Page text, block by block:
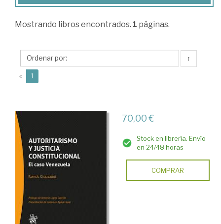
Ghazzaoui,
Mostrando libros encontrados. 1 páginas.
↑
« 1
70,00 €
Stock en librería. Envío
en 24/48 horas
COMPRAR